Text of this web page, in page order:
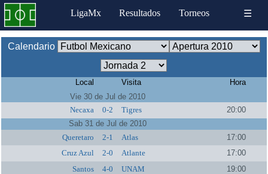
LigaMx Resultados Torneos ☰
Calendario
Local Visita
Hora
Vie 30 de Jul de 2010
Necaxa
0-2 Tigres
20:00
Sab 31 de Jul de 2010
Queretaro
2-1 Atlas
17:00
Cruz Azul
2-0 Atlante
17:00
Santos
4-0 UNAM
19:00